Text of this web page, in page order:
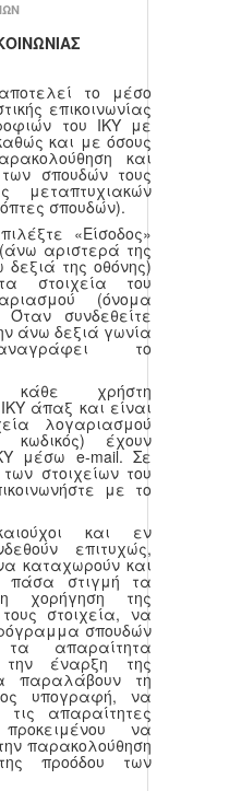
το μέσο
επικοινωνίας
του ΙΚΥ με
και με όσους
και
σπουδών τους
μεταπτυχιακών
σπουδών).
«Είσοδος»
αριστερά της
της οθόνης)
στοιχεία του
(όνομα
Όταν συνδεθείτε
άνω δεξιά γωνία
το
χρήστη
άπαξ και είναι
λογαριασμού
έχουν
μέσω e-mail. Σε
στοιχείων του
με το
και εν
επιτυχώς,
καταχωρούν και
πάσα στιγμή τα
χορήγηση της
στοιχεία, να
σπουδών
απαραίτητα
την έναρξη της
παραλάβουν τη
υπογραφή, να
τις απαραίτητες
να
παρακολούθηση
προόδου των